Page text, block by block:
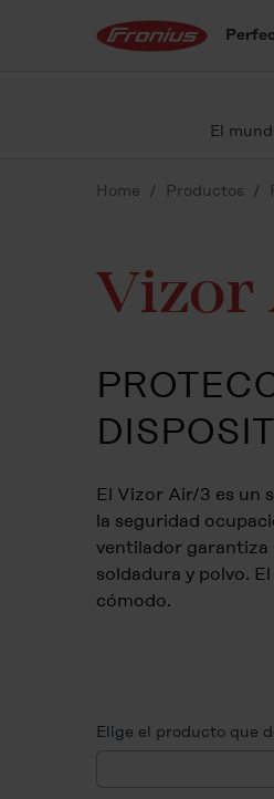
El
Home Productos
Vizor
El Vizor Air/3 es un
la seguridad
ventilador garantiza
soldadura y polvo.
cómodo.
Elige el producto que